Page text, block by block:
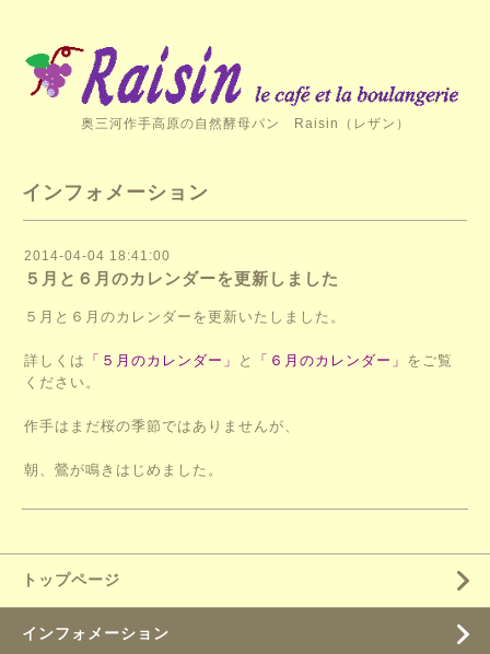
奥三河作手高原の自然酵母パン Raisin（レザン）
インフォメーション
2014-04-04 18:41:00
５月と６月のカレンダーを更新しました
５月と６月のカレンダーを更新いたしました。
詳しくは 「５月のカレンダー」 と 「６月のカレンダー」 をご覧
ください。
作手はまだ桜の季節ではありませんが、
朝、鶯が鳴きはじめました。
トップページ
インフォメーション